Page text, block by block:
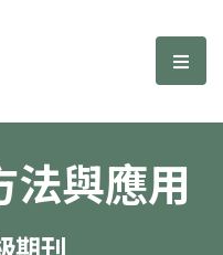
用期刊 選
與應用
期刊